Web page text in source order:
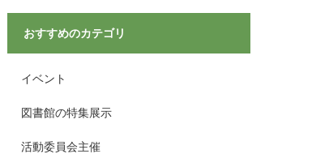
おすすめのカテゴリ
イベント
図書館の特集展示
活動委員会主催